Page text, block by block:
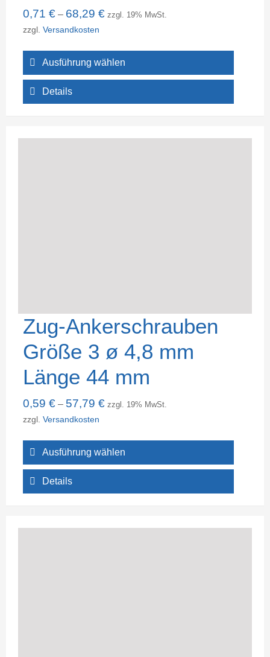
0,71 €– 68,29 € zzgl. 19% MwSt.
zzgl. Versandkosten
Ausführung wählen
Details
Zug-Ankerschrauben
Größe 3 ø 4,8 mm
Länge 44 mm
0,59 €– 57,79 € zzgl. 19% MwSt.
zzgl. Versandkosten
Ausführung wählen
Details